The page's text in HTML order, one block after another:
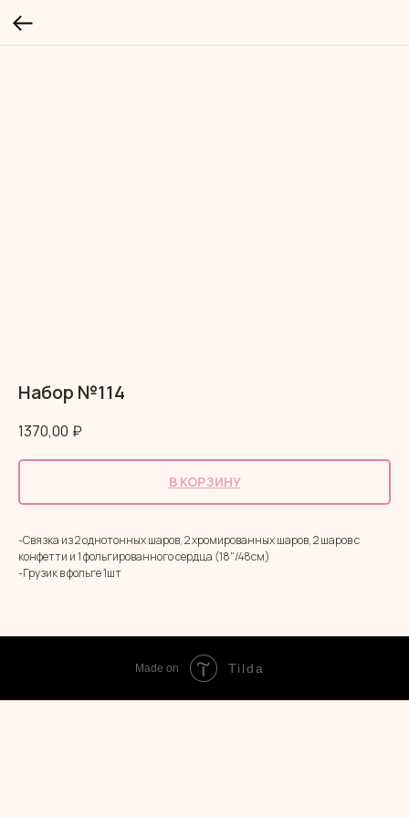
Набор №114
1370,00 ₽
В КОРЗИНУ
-Связка из 2 однотонных шаров, 2 хромированных шаров, 2 шаров с
конфетти и 1 фольгированного сердца (18"/48см)
-Грузик в фольге 1шт
Made on Tilda